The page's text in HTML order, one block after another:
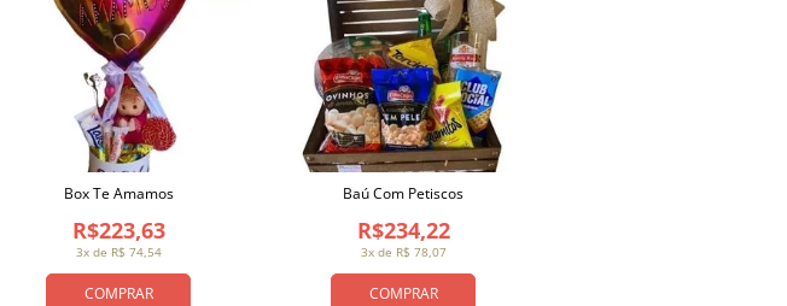
COMPRAR
3x de R$ 74,54
R$223,63
Box Te Amamos
COMPRAR
3x de R$ 78,07
R$234,22
Baú Com Petiscos